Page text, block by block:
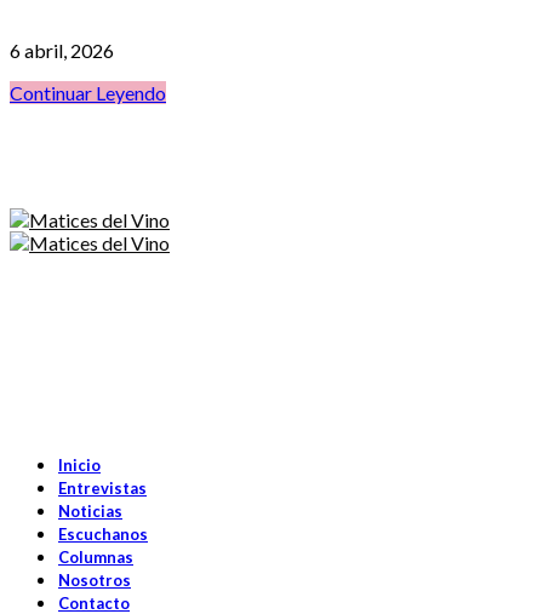
6 abril, 2026
Continuar Leyendo
Inicio
Entrevistas
Noticias
Escuchanos
Columnas
Nosotros
Contacto